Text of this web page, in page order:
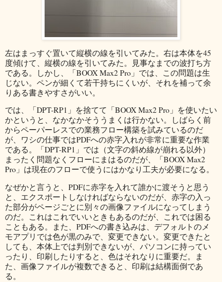
左はまっすぐ置いて縦横の線を引いてみた。右は本体を45
度傾けて、縦横の線を引いてみた。見事なまでの波打ち方
である。しかし、「BOOX Max2 Pro」では、この問題は生
じない。ペンが細くて若干持ちにくいが、それを補って余
りある書きやすさがいい。
では、「DPT-RP1」を捨てて「BOOX Max2 Pro」を使いたい
かというと、なかなかそううまくは行かない。しばらく前
からペーパーレスでの業務フロー構築を試みているのだ
が、ワシの仕事ではPDFへの赤字入れが非常に重要な作業
である。「DPT-RP1」では（文字の斜め線が崩れる以外）
まったく問題なくフローにまはるのだが、「BOOX Max2
Pro」は現在のフローで使うにはかなり工夫が必要になる。
なぜかと言うと、PDFに赤字を入れて誰かに渡そうと思う
と、エクスポートしなければならないのだが、赤字の入っ
た部分がページごとに別々の画像ファイルになってしまう
のだ。これはこれでいいときもあるのだが、これでは困る
こともある。また、PDFへの書き込みは、デフォルトのメ
モアプリでは色が黒のみで、変更できない。変更できたと
しても、本体上では判別できないが、パソコンに持ってい
ったり、印刷したりすると、色はそれなりに重要だ。ま
た、画像ファイルが複数できると、印刷は結構面倒であ
る。